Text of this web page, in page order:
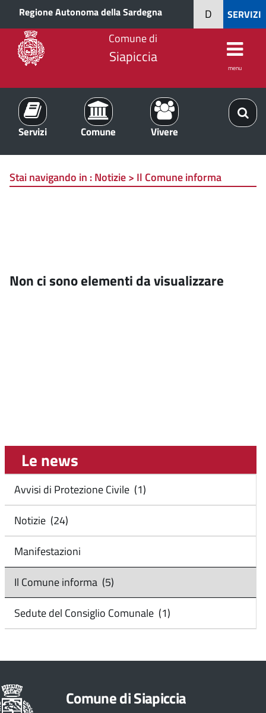
Regione Autonoma della Sardegna SERVIZI
D
Comune di
Siapiccia
menu
Servizi Comune Vivere
Stai navigando in :Notizie > Il Comune informa
Non ci sono elementi da visualizzare
Le news
Avvisi di Protezione Civile (1)
Notizie (24)
Manifestazioni
Il Comune informa (5)
Sedute del Consiglio Comunale (1)
Comune di Siapiccia